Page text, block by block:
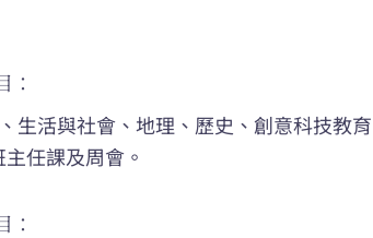
：
生活與社會、地理、歷史、創意科技教育
任課及周會。
：